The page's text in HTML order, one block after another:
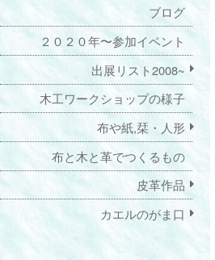
ブログ
２０２０年〜参加イベント
出展リスト2008~
木工ワークショップの様子
布や紙,栞・人形
布と木と革でつくるもの
皮革作品
カエルのがま口